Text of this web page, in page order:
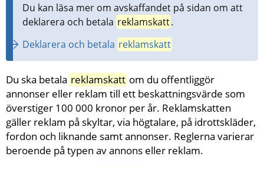
Du kan läsa mer om avskaffandet på sidan om att
deklarera och betala reklamskatt.
Deklarera och betala reklamskatt
Du ska betala reklamskatt om du offentliggör
annonser eller reklam till ett beskattningsvärde som
överstiger 100 000 kronor per år. Reklamskatten
gäller reklam på skyltar, via högtalare, på idrottskläder,
fordon och liknande samt annonser. Reglerna varierar
beroende på typen av annons eller reklam.